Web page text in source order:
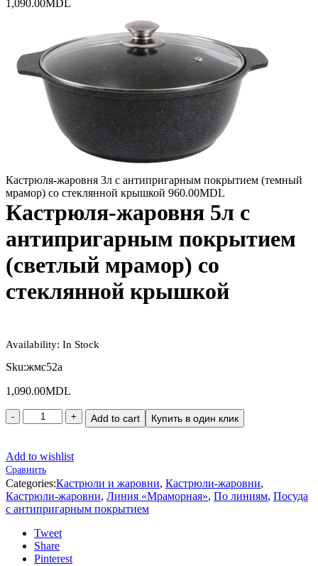
1,090.00MDL
Кастрюля-жаровня 3л с антипригарным покрытием (темный
мрамор) со стеклянной крышкой 960.00MDL
Кастрюля-жаровня 5л с
антипригарным покрытием
(светлый мрамор) со
стеклянной крышкой
Availability: In Stock
Sku:жмс52а
1,090.00MDL
Add to cart Купить в один клик
Add to wishlist
Сравнить
Categories:Кастрюли и жаровни, Кастрюли-жаровни,
Кастрюли-жаровни, Линия «Мраморная», По линиям, Посуда
с антипригарным покрытием
Tweet
Share
Pinterest